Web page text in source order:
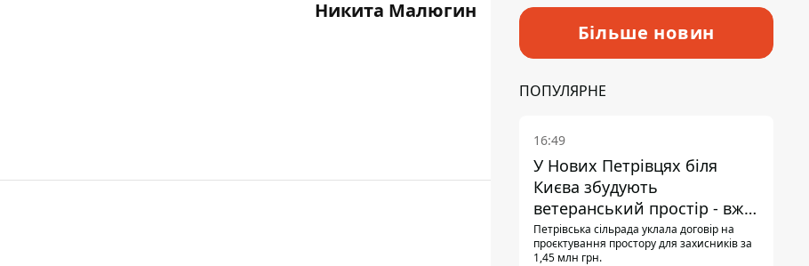
Никита Малюгин
Більше новин
ПОПУЛЯРНЕ
16:49
У Нових Петрівцях біля
Києва збудують
ветеранський простір - вже
знайшли проєктанта
Петрівська сільрада уклала договір на
проєктування простору для захисників за
1,45 млн грн.